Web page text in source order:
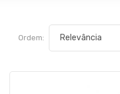
Ordem: